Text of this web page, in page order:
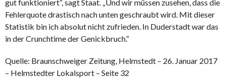
gut funktioniert“, sagt Staat. „Und wir müssen zusehen, dass die
Fehlerquote drastisch nach unten geschraubt wird. Mit dieser
Statistik bin ich absolut nicht zufrieden. In Duderstadt war das
in der Crunchtime der Genickbruch.“
Quelle: Braunschweiger Zeitung, Helmstedt – 26. Januar 2017
– Helmstedter Lokalsport – Seite 32